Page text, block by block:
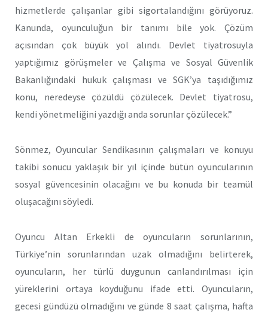
hizmetlerde çalışanlar gibi sigortalandığını görüyoruz.
Kanunda, oyunculuğun bir tanımı bile yok. Çözüm
açısından çok büyük yol alındı. Devlet tiyatrosuyla
yaptığımız görüşmeler ve Çalışma ve Sosyal Güvenlik
Bakanlığındaki hukuk çalışması ve SGK’ya taşıdığımız
konu, neredeyse çözüldü çözülecek. Devlet tiyatrosu,
kendi yönetmeliğini yazdığı anda sorunlar çözülecek.”
Sönmez, Oyuncular Sendikasının çalışmaları ve konuyu
takibi sonucu yaklaşık bir yıl içinde bütün oyuncularının
sosyal güvencesinin olacağını ve bu konuda bir teamül
oluşacağını söyledi.
Oyuncu Altan Erkekli de oyuncuların sorunlarının,
Türkiye’nin sorunlarından uzak olmadığını belirterek,
oyuncuların, her türlü duygunun canlandırılması için
yüreklerini ortaya koyduğunu ifade etti. Oyuncuların,
gecesi gündüzü olmadığını ve günde 8 saat çalışma, hafta